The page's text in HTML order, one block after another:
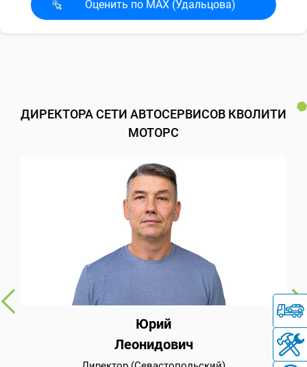
Оценить по MAX (Удальцова)
ДИРЕКТОРА СЕТИ АВТОСЕРВИСОВ КВОЛИТИ
МОТОРС
Юрий
Леонидович